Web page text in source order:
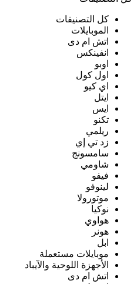
كل التصنيفات
الموبايلات
اتش ام دى
انفينكس
اوبو
اول كول
اي كيو
ايتل
ايس
تكنو
ريلمي
زد تي إي
سامسونج
شاومي
فيفو
لينوفو
موتورولا
نوكيا
هواوي
هونر
ابل
موبايلات مستعملة
الأجهزة اللوحية والآيباد
اتش ام دى